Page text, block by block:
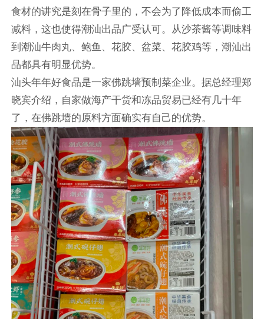
食材的讲究是刻在骨子里的，不会为了降低成本而偷工
减料，这也使得潮汕出品广受认可。从沙茶酱等调味料
到潮汕牛肉丸、鲍鱼、花胶、盆菜、花胶鸡等，潮汕出
品都具有明显优势。
汕头年年好食品是一家佛跳墙预制菜企业。据总经理郑
晓宾介绍，自家做海产干货和冻品贸易已经有几十年
了，在佛跳墙的原料方面确实有自己的优势。